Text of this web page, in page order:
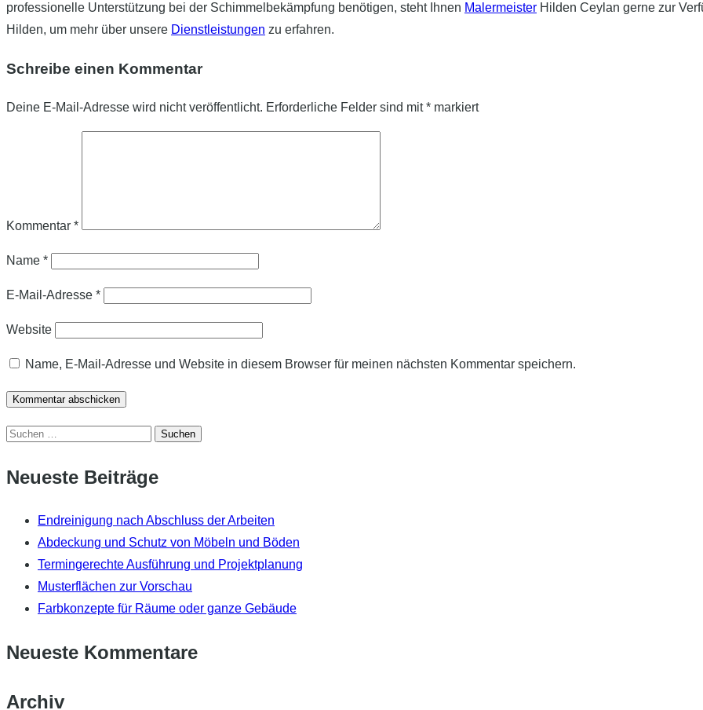
professionelle Unterstützung bei der Schimmelbekämpfung benötigen, steht Ihnen Malermeister Hilden Ceylan gerne zur
Hilden, um mehr über unsere Dienstleistungen zu erfahren.
Schreibe einen Kommentar
Deine E-Mail-Adresse wird nicht veröffentlicht. Erforderliche Felder sind mit* markiert
Kommentar *
Name *
E-Mail-Adresse *
Website
Name, E-Mail-Adresse und Website in diesem Browser für meinen nächsten Kommentar speichern.
Suchen
Neueste Beiträge
Endreinigung nach Abschluss der Arbeiten
Abdeckung und Schutz von Möbeln und Böden
Termingerechte Ausführung und Projektplanung
Musterflächen zur Vorschau
Farbkonzepte für Räume oder ganze Gebäude
Neueste Kommentare
Archiv